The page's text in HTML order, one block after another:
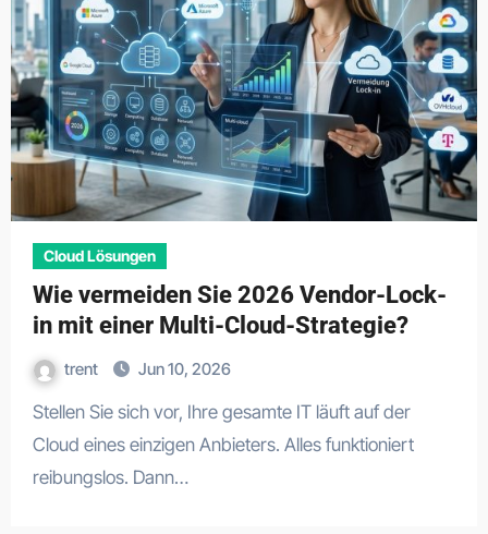
Cloud Lösungen
Wie vermeiden Sie 2026 Vendor-Lock-
in mit einer Multi-Cloud-Strategie?
trent Jun 10, 2026
Stellen Sie sich vor, Ihre gesamte IT läuft auf der
Cloud eines einzigen Anbieters. Alles funktioniert
reibungslos. Dann…